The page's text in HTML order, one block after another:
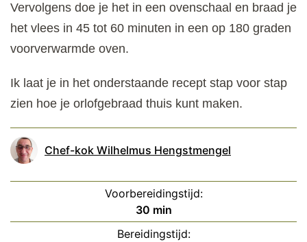
Vervolgens doe je het in een ovenschaal en braad je
het vlees in 45 tot 60 minuten in een op 180 graden
voorverwarmde oven.
Ik laat je in het onderstaande recept stap voor stap
zien hoe je orlofgebraad thuis kunt maken.
Chef-kok Wilhelmus Hengstmengel
Voorbereidingstijd:
30minuten
min
Bereidingstijd: